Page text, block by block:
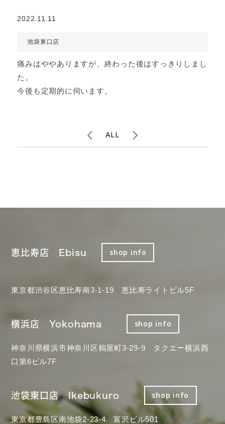
2022.11.11
池袋東口店
痛みはややありますが、終わった後はすっきりしまし
た。
今後も定期的に伺います。
ALL
恵比寿店 Ebisu shop info
東京都渋谷区恵比寿南3-1-19 恵比寿ライトビル5F
横浜店 Yokohama shop info
神奈川県横浜市神奈川区鶴屋町3-29-9 タクエー横浜西
口第6ビル7F
池袋東口店 Ikebukuro shop info
東京都豊島区南池袋2-23-4 富沢ビル501